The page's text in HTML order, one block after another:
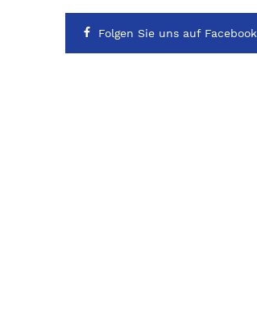
Folgen Sie uns auf Facebook